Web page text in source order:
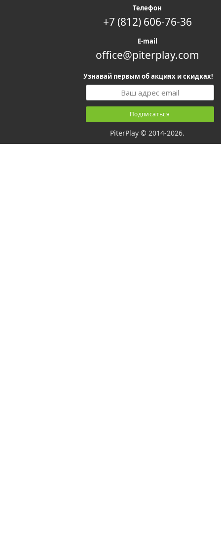
Телефон
+7 (812) 606-76-36
E-mail
office@piterplay.com
Узнавай первым об акциях и скидках!
PiterPlay © 2014-2026.